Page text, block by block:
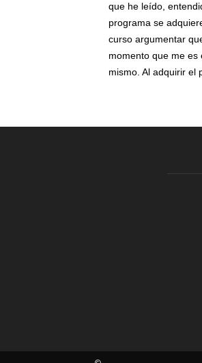
que he leído,
programa se
curso argumentar
momento que me
mismo. Al adquirir el